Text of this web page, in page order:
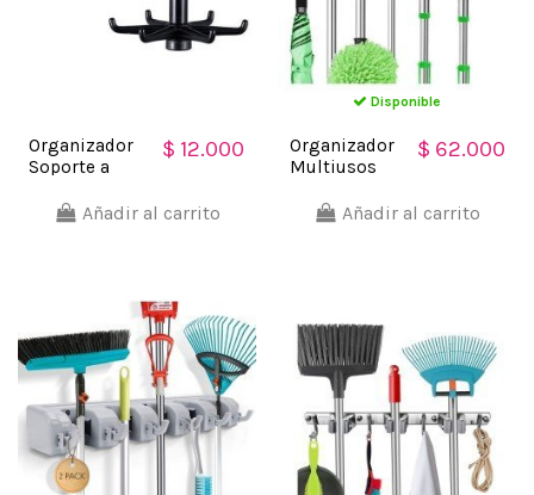
Organizador
Soporte a
giratorio
$ 12.000
Añadir al carrito
Disponible
Organizador
Multiusos
Útiles De
$ 62.000
Añadir al carrito